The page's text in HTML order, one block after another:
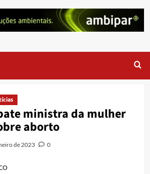
ministra da mulher
aborto
de 2023 0